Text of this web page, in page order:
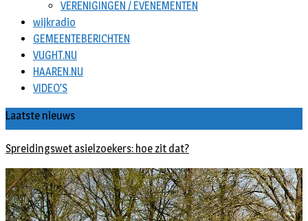
VERENIGINGEN / EVENEMENTEN
wijkradio
GEMEENTEBERICHTEN
VUGHT.NU
HAAREN.NU
VIDEO’S
Laatste nieuws
Spreidingswet asielzoekers: hoe zit dat?